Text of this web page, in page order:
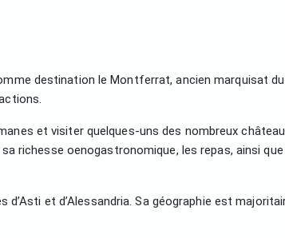
destination le Montferrat, ancien marquisat
et visiter quelques-uns des nombreux
richesse oenogastronomique, les repas, ainsi
et d’Alessandria. Sa géographie est